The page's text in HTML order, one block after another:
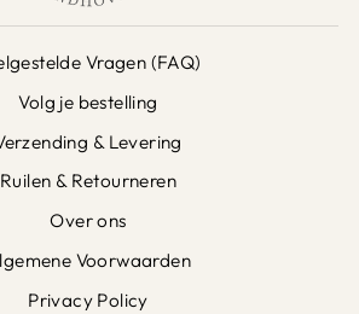
Vragen (FAQ)
Volg je bestelling
& Levering
Ruilen & Retourneren
Over ons
Voorwaarden
Privacy Policy